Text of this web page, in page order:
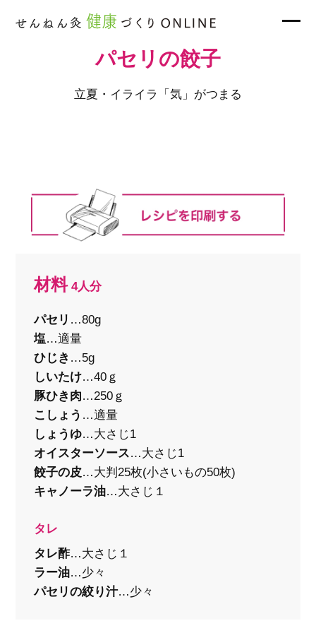
パセリの餃子
立夏・イライラ「気」がつまる
材料4人分
パセリ …80g
塩…適量
ひじき …5g
しいたけ…40ｇ
豚ひき肉…250ｇ
こしょう …適量
しょうゆ…大さじ1
オイスターソース…大さじ1
餃子の皮…大判25枚(小さいもの50枚)
キャノーラ油…大さじ１
タレ
タレ酢…大さじ１
ラー油…少々
パセリの絞り汁…少々